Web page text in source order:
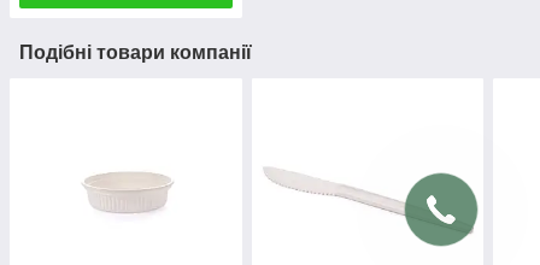
Подібні товари компанії